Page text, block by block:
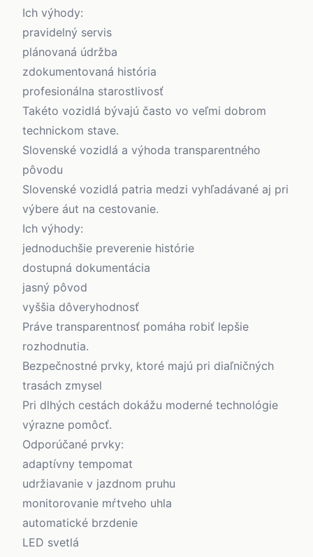
Ich výhody:
pravidelný servis
plánovaná údržba
zdokumentovaná história
profesionálna starostlivosť
Takéto vozidlá bývajú často vo veľmi dobrom
technickom stave.
Slovenské vozidlá a výhoda transparentného
pôvodu
Slovenské vozidlá patria medzi vyhľadávané aj pri
výbere áut na cestovanie.
Ich výhody:
jednoduchšie preverenie histórie
dostupná dokumentácia
jasný pôvod
vyššia dôveryhodnosť
Práve transparentnosť pomáha robiť lepšie
rozhodnutia.
Bezpečnostné prvky, ktoré majú pri diaľničných
trasách zmysel
Pri dlhých cestách dokážu moderné technológie
výrazne pomôcť.
Odporúčané prvky:
adaptívny tempomat
udržiavanie v jazdnom pruhu
monitorovanie mŕtveho uhla
automatické brzdenie
LED svetlá